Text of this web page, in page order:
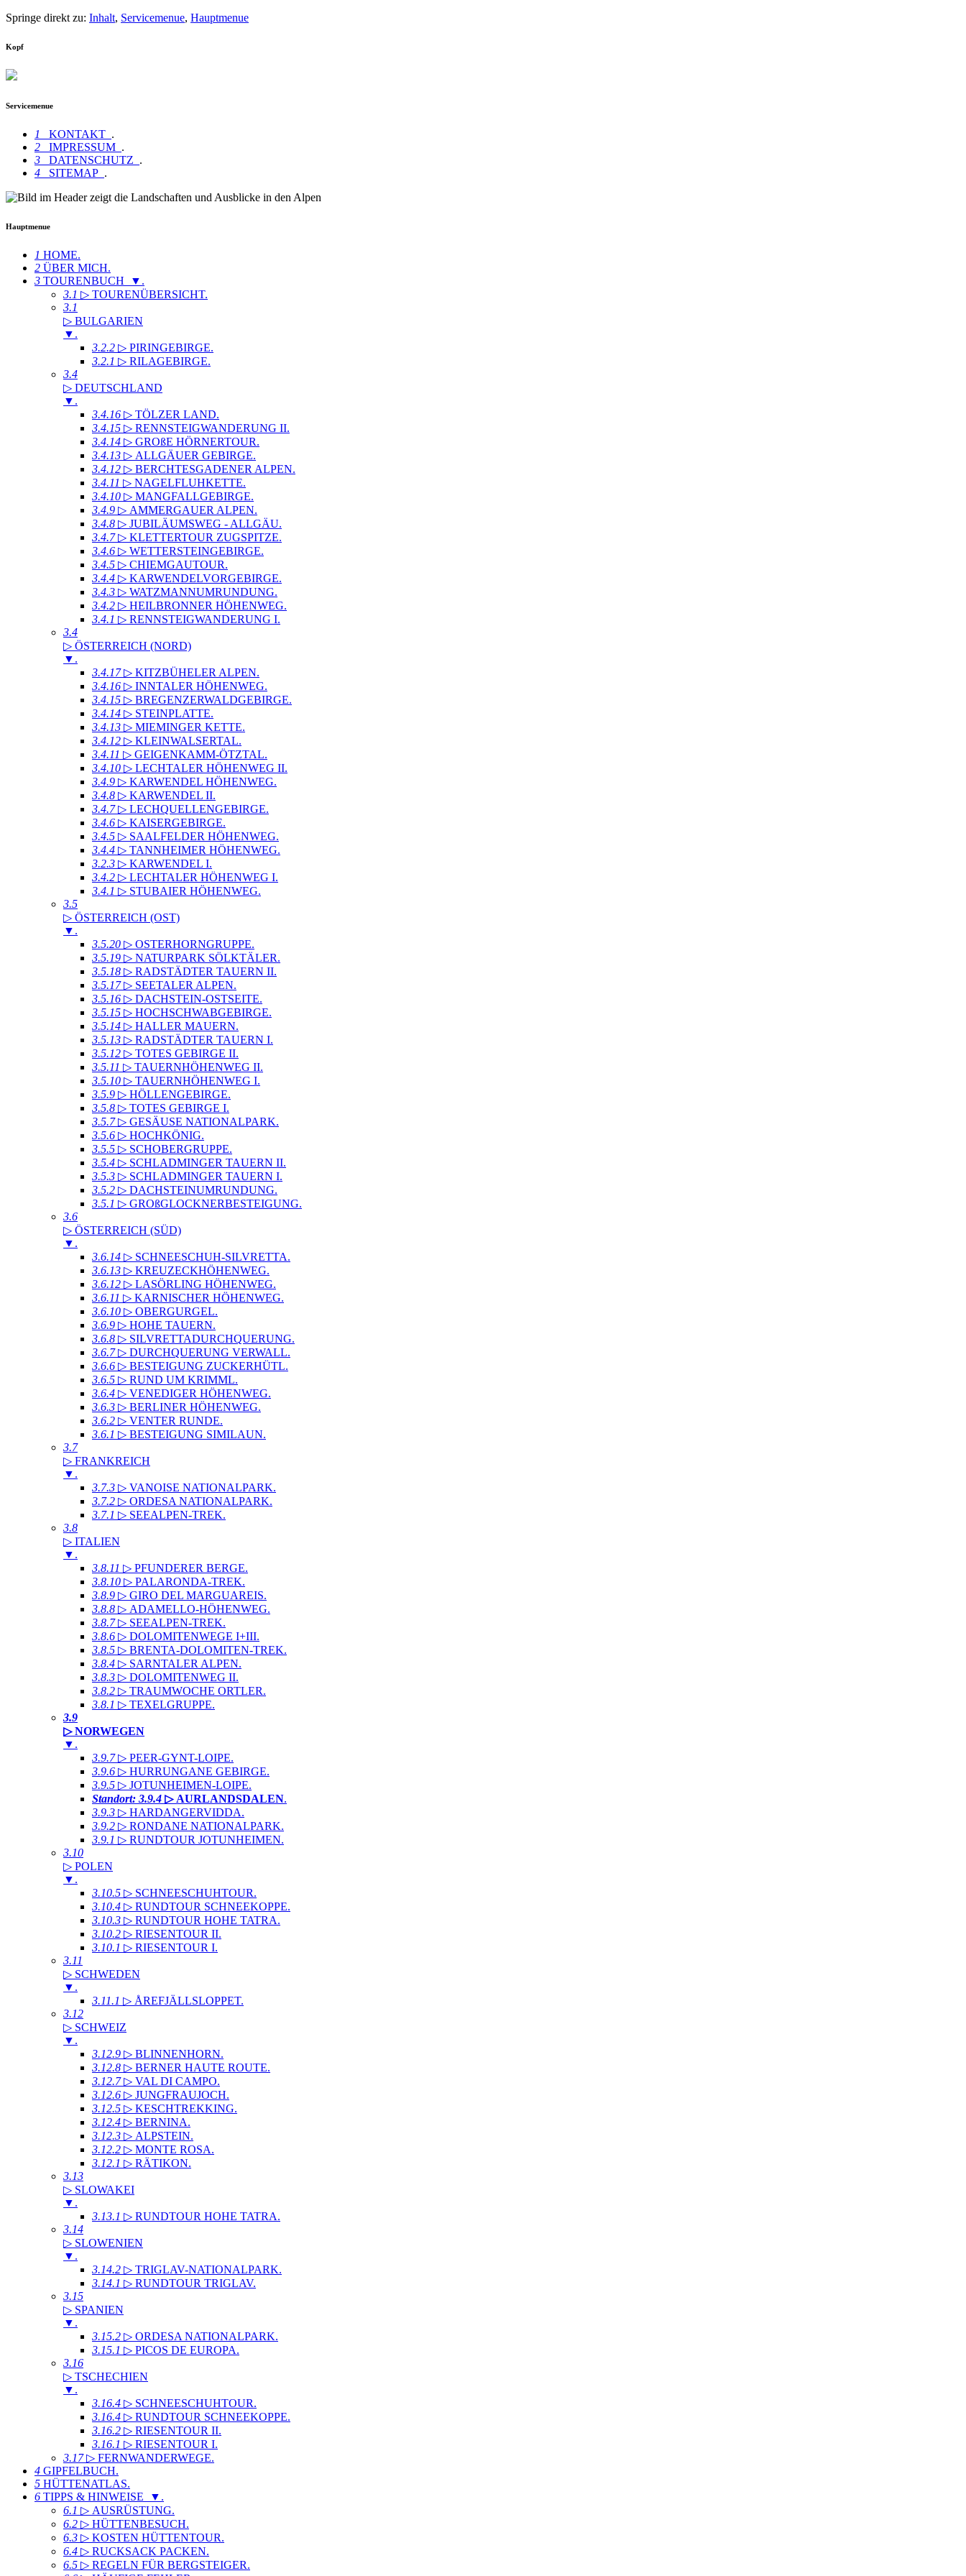
Springe direkt zu: Inhalt, Servicemenue, Hauptmenue
Kopf
Servicemenue
1 KONTAKT .
2
IMPRESSUM .
3
DATENSCHUTZ .
4
SITEMAP .
Hauptmenue
1 HOME.
2 ÜBER MICH.
3 TOURENBUCH ▼ .
3.1 ▷ TOURENÜBERSICHT.
3.1
▷ BULGARIEN
▼ .
3.2.2 ▷ PIRINGEBIRGE.
3.2.1 ▷ RILAGEBIRGE.
3.4
▷ DEUTSCHLAND
▼ .
3.4.16 ▷ TÖLZER LAND.
3.4.15 ▷ RENNSTEIGWANDERUNG II.
3.4.14 ▷ GROßE HÖRNERTOUR.
3.4.13 ▷ ALLGÄUER GEBIRGE.
3.4.12 ▷ BERCHTESGADENER ALPEN.
3.4.11 ▷ NAGELFLUHKETTE.
3.4.10 ▷ MANGFALLGEBIRGE.
3.4.9 ▷ AMMERGAUER ALPEN.
3.4.8 ▷ JUBILÄUMSWEG - ALLGÄU.
3.4.7▷ KLETTERTOUR ZUGSPITZE.
3.4.6 ▷ WETTERSTEINGEBIRGE.
3.4.5 ▷ CHIEMGAUTOUR.
3.4.4 ▷ KARWENDELVORGEBIRGE.
3.4.3 ▷ WATZMANNUMRUNDUNG.
3.4.2 ▷ HEILBRONNER HÖHENWEG.
3.4.1 ▷ RENNSTEIGWANDERUNG I.
3.4
▷ ÖSTERREICH (NORD)
▼ .
3.4.17▷ KITZBÜHELER ALPEN.
3.4.16 ▷ INNTALER HÖHENWEG.
3.4.15 ▷ BREGENZERWALDGEBIRGE.
3.4.14 ▷ STEINPLATTE.
3.4.13 ▷ MIEMINGER KETTE.
3.4.12 ▷ KLEINWALSERTAL.
3.4.11 ▷ GEIGENKAMM-ÖTZTAL.
3.4.10 ▷ LECHTALER HÖHENWEG II.
3.4.9 ▷ KARWENDEL HÖHENWEG.
3.4.8 ▷ KARWENDEL II.
3.4.7▷ LECHQUELLENGEBIRGE.
3.4.6 ▷ KAISERGEBIRGE.
3.4.5 ▷ SAALFELDER HÖHENWEG.
3.4.4 ▷ TANNHEIMER HÖHENWEG.
3.2.3 ▷ KARWENDEL I.
3.4.2 ▷ LECHTALER HÖHENWEG I.
3.4.1 ▷ STUBAIER HÖHENWEG.
3.5
▷ ÖSTERREICH (OST)
▼ .
3.5.20 ▷ OSTERHORNGRUPPE.
3.5.19 ▷ NATURPARK SÖLKTÄLER.
3.5.18 ▷ RADSTÄDTER TAUERN II.
3.5.17▷ SEETALER ALPEN.
3.5.16 ▷ DACHSTEIN-OSTSEITE.
3.5.15 ▷ HOCHSCHWABGEBIRGE.
3.5.14 ▷ HALLER MAUERN.
3.5.13 ▷ RADSTÄDTER TAUERN I.
3.5.12 ▷ TOTES GEBIRGE II.
3.5.11 ▷ TAUERNHÖHENWEG II.
3.5.10 ▷ TAUERNHÖHENWEG I.
3.5.9 ▷ HÖLLENGEBIRGE.
3.5.8 ▷ TOTES GEBIRGE I.
3.5.7▷ GESÄUSE NATIONALPARK.
3.5.6 ▷ HOCHKÖNIG.
3.5.5 ▷ SCHOBERGRUPPE.
3.5.4 ▷ SCHLADMINGER TAUERN II.
3.5.3 ▷ SCHLADMINGER TAUERN I.
3.5.2 ▷ DACHSTEINUMRUNDUNG.
3.5.1 ▷ GROßGLOCKNERBESTEIGUNG.
3.6
▷ ÖSTERREICH (SÜD)
▼ .
3.6.14 ▷ SCHNEESCHUH-SILVRETTA.
3.6.13 ▷ KREUZECKHÖHENWEG.
3.6.12 ▷ LASÖRLING HÖHENWEG.
3.6.11 ▷ KARNISCHER HÖHENWEG.
3.6.10 ▷ OBERGURGEL.
3.6.9 ▷ HOHE TAUERN.
3.6.8 ▷ SILVRETTADURCHQUERUNG.
3.6.7▷ DURCHQUERUNG VERWALL.
3.6.6 ▷ BESTEIGUNG ZUCKERHÜTL.
3.6.5 ▷ RUND UM KRIMML.
3.6.4 ▷ VENEDIGER HÖHENWEG.
3.6.3 ▷ BERLINER HÖHENWEG.
3.6.2 ▷ VENTER RUNDE.
3.6.1 ▷ BESTEIGUNG SIMILAUN.
3.7
▷ FRANKREICH
▼ .
3.7.3 ▷ VANOISE NATIONALPARK.
3.7.2 ▷ ORDESA NATIONALPARK.
3.7.1 ▷ SEEALPEN-TREK.
3.8
▷ ITALIEN
▼ .
3.8.11 ▷ PFUNDERER BERGE.
3.8.10 ▷ PALARONDA-TREK.
3.8.9 ▷ GIRO DEL MARGUAREIS.
3.8.8 ▷ ADAMELLO-HÖHENWEG.
3.8.7▷ SEEALPEN-TREK.
3.8.6 ▷ DOLOMITENWEGE I+III.
3.8.5 ▷ BRENTA-DOLOMITEN-TREK.
3.8.4 ▷ SARNTALER ALPEN.
3.8.3 ▷ DOLOMITENWEG II.
3.8.2 ▷ TRAUMWOCHE ORTLER.
3.8.1 ▷ TEXELGRUPPE.
3.9
▷ NORWEGEN
▼ .
3.9.7▷ PEER-GYNT-LOIPE.
3.9.6 ▷ HURRUNGANE GEBIRGE.
3.9.5 ▷ JOTUNHEIMEN-LOIPE.
Standort: 3.9.4 ▷ AURLANDSDALEN.
3.9.3 ▷ HARDANGERVIDDA.
3.9.2 ▷ RONDANE NATIONALPARK.
3.9.1 ▷ RUNDTOUR JOTUNHEIMEN.
3.10
▷ POLEN
▼ .
3.10.5 ▷ SCHNEESCHUHTOUR.
3.10.4 ▷ RUNDTOUR SCHNEEKOPPE.
3.10.3 ▷ RUNDTOUR HOHE TATRA.
3.10.2 ▷ RIESENTOUR II.
3.10.1 ▷ RIESENTOUR I.
3.11
▷ SCHWEDEN
▼ .
3.11.1 ▷ ÅREFJÄLLSLOPPET.
3.12
▷ SCHWEIZ
▼ .
3.12.9 ▷ BLINNENHORN.
3.12.8 ▷ BERNER HAUTE ROUTE.
3.12.7▷ VAL DI CAMPO.
3.12.6 ▷ JUNGFRAUJOCH.
3.12.5 ▷ KESCHTREKKING.
3.12.4 ▷ BERNINA.
3.12.3 ▷ ALPSTEIN.
3.12.2 ▷ MONTE ROSA.
3.12.1 ▷ RÄTIKON.
3.13
▷ SLOWAKEI
▼ .
3.13.1 ▷ RUNDTOUR HOHE TATRA.
3.14
▷ SLOWENIEN
▼ .
3.14.2 ▷ TRIGLAV-NATIONALPARK.
3.14.1 ▷ RUNDTOUR TRIGLAV.
3.15
▷ SPANIEN
▼ .
3.15.2 ▷ ORDESA NATIONALPARK.
3.15.1 ▷ PICOS DE EUROPA.
3.16
▷ TSCHECHIEN
▼ .
3.16.4 ▷ SCHNEESCHUHTOUR.
3.16.4 ▷ RUNDTOUR SCHNEEKOPPE.
3.16.2 ▷ RIESENTOUR II.
3.16.1 ▷ RIESENTOUR I.
3.17▷ FERNWANDERWEGE.
4 GIPFELBUCH.
5 HÜTTENATLAS.
6 TIPPS & HINWEISE ▼ .
6.1 ▷ AUSRÜSTUNG.
6.2 ▷ HÜTTENBESUCH.
6.3 ▷ KOSTEN HÜTTENTOUR.
6.4 ▷ RUCKSACK PACKEN.
6.5 ▷ REGELN FÜR BERGSTEIGER.